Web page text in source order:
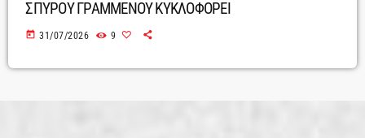
ΣΠΥΡΟΥ ΓΡΑΜΜΕΝΟΥ ΚΥΚΛΟΦΟΡΕΙ
today 31/07/2026 9